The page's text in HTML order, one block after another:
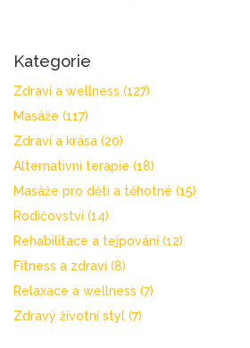
Kategorie
Zdraví a wellness (127)
Masáže (117)
Zdraví a krása (20)
Alternativní terapie (18)
Masáže pro děti a těhotné (15)
Rodičovství (14)
Rehabilitace a tejpování (12)
Fitness a zdraví (8)
Relaxace a wellness (7)
Zdravý životní styl (7)